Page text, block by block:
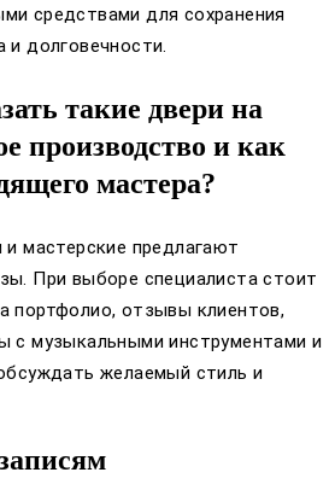
средствами для сохранения
и долговечности.
такие двери на
производство и как
мастера?
мастерские предлагают
При выборе специалиста стоит
портфолио, отзывы клиентов,
с музыкальными инструментами и
желаемый стиль и